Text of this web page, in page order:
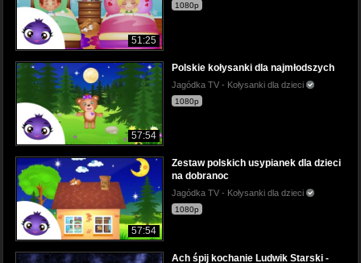
51:25
1080p
57:54
Polskie kołysanki dla najmłodszych
Jagódka TV - Kołysanki dla dzieci
1080p
57:54
Zestaw polskich usypianek dla dzieci
na dobranoc
Jagódka TV - Kołysanki dla dzieci
1080p
Ach śpij kochanie Ludwik Starski -